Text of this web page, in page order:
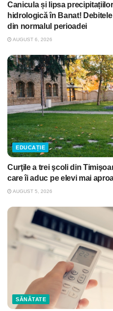
Canicula și lipsa
hidrologică în Banat!
din normalul perioadei
AUGUST 6, 2026
EDUCAȚIE
Curţile a trei şcoli din
care îi aduc pe elevi mai
AUGUST 5, 2026
SĂNĂTATE